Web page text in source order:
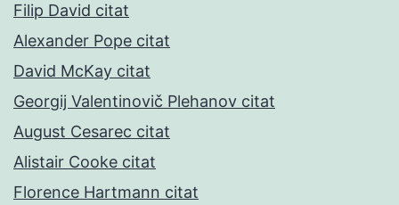
Filip David citat
Alexander Pope citat
David McKay citat
Georgij Valentinovič Plehanov citat
August Cesarec citat
Alistair Cooke citat
Florence Hartmann citat